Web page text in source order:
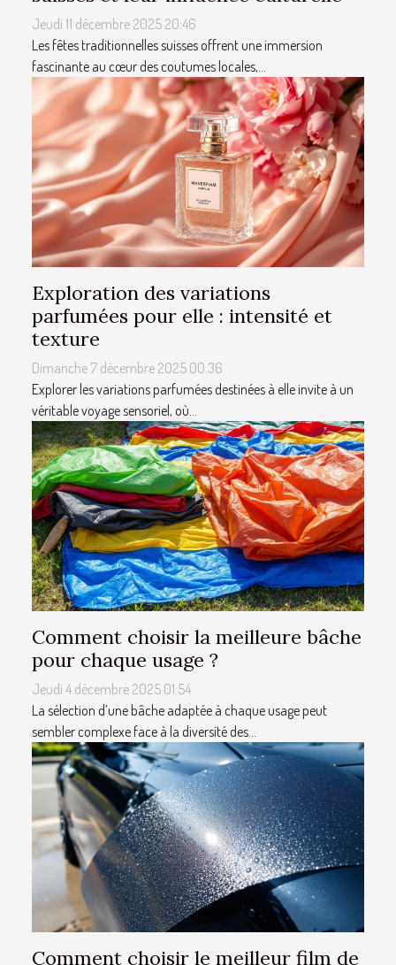
Jeudi 11 décembre 2025 20:46
Les fêtes traditionnelles suisses offrent une immersion
fascinante au cœur des coutumes locales,...
Exploration des variations
parfumées pour elle : intensité et
texture
Dimanche 7 décembre 2025 00:36
Explorer les variations parfumées destinées à elle invite à un
véritable voyage sensoriel, où...
Comment choisir la meilleure bâche
pour chaque usage ?
Jeudi 4 décembre 2025 01:54
La sélection d’une bâche adaptée à chaque usage peut
sembler complexe face à la diversité des...
Comment choisir le meilleur film de